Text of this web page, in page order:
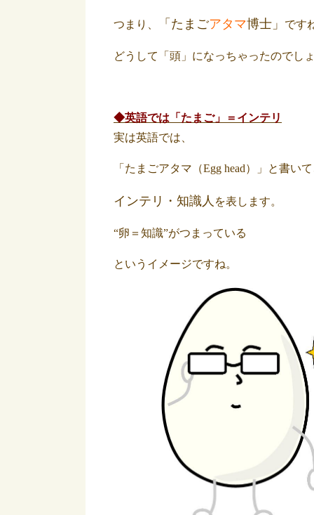
つまり、 「たまごアタマ博士」 です
どうして「頭」になっちゃったのでし
◆英語では「たまご」＝インテリ
実は英語では、
「たまごアタマ（Egg head）」と書い
インテリ・知識人 を表します。
“卵＝知識”がつまっている
というイメージですね。